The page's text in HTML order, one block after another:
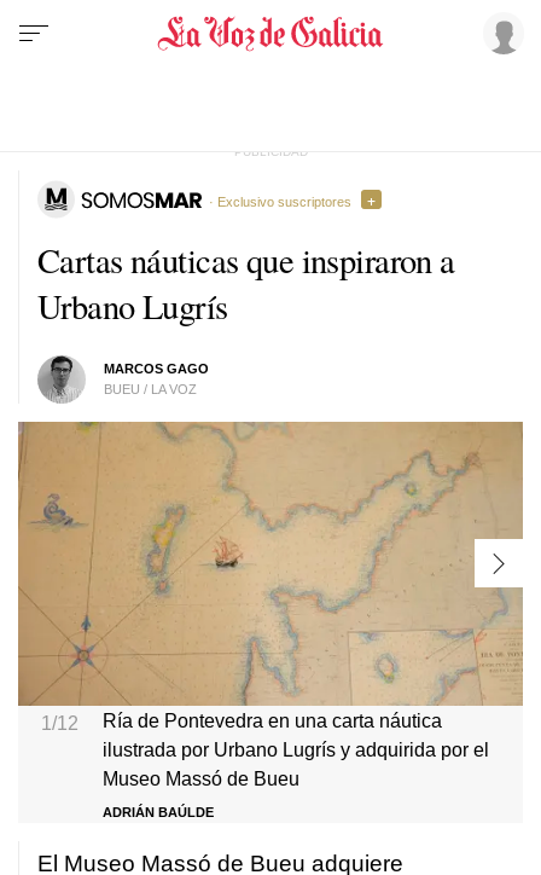
Cartas náuticas que inspiraron a
Urbano Lugrís
MARCOS GAGO
BUEU / LA VOZ
· Exclusivo suscriptores
1/12
Ría de Pontevedra en una carta náutica
ilustrada por Urbano Lugrís y adquirida por el
Museo Massó de Bueu
ADRIÁN BAÚLDE
El Museo Massó de Bueu adquiere